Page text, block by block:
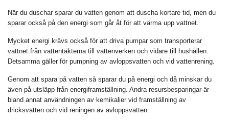
När du duschar sparar du vatten genom att duscha kortare tid, men du
sparar också på den energi som går åt för att värma upp vattnet.
Mycket energi krävs också för att driva pumpar som transporterar
vattnet från vattentäkterna till vattenverken och vidare till hushållen.
Detsamma gäller för pumpning av avloppsvatten och vid vattenrening.
Genom att spara på vatten så sparar du på energi och då minskar du
även på utsläpp från energiframställning. Andra resursbesparingar är
bland annat användningen av kemikalier vid framställning av
dricksvatten och vid reningen av avloppsvatten.